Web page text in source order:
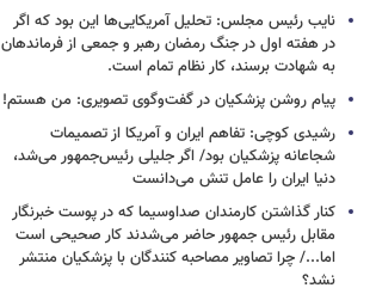
نایب رئیس مجلس: تحلیل آمریکایی‌ها این بود که اگر
در هفته اول در جنگ رمضان رهبر و جمعی از فرماندهان
به شهادت برسند، کار نظام تمام است.
پیام روشن پزشکیان در گفت‌وگوی تصویری: من هستم!
رشیدی کوچی: تفاهم ایران و آمریکا از تصمیمات
شجاعانه پزشکیان بود/ اگر جلیلی رئیس‌جمهور می‌شد،
دنیا ایران را عامل تنش می‌دانست
کنار گذاشتن کارمندان صداوسیما که در پوست خبرنگار
مقابل رئیس جمهور حاضر می‌شدند کار صحیحی است
اما.../ چرا تصاویر مصاحبه کنندگان با پزشکیان منتشر
نشد؟